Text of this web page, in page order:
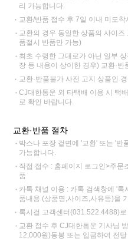
리 가능합니다.
교환/반품 접수 후 7일 이내 미도
교환의 경우 동일한 상품의 사이
품절시 반품만 가능)
최초 수령한 그대로가 아닌 일부
장 등 내용이 상이한 경우) 교환·반
교환·반품불가 사전 고지 상품인
CJ대한통운 외 타택배 이용 시 택
로 확인 바랍니다.
교환·반품 절차
박스나 포장 겉면에 '교환' 또는 '반
가능합니다.
직접 접수 : 홈페이지 로그인>주
품
카톡 채널 이용 : 카톡 검색창에 '
품내용 (상품명,사이즈,사유등)을
록시걸 고객센터(031.522.4488)로
교환 접수 후 CJ대한통운 기사님
12,000원)동봉 또는 입금하여 전